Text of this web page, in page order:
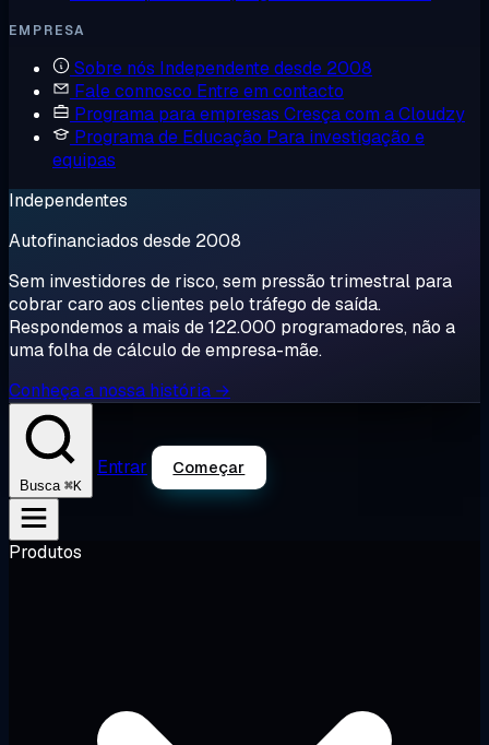
EMPRESA
Sobre nós Independente desde 2008
Fale connosco Entre em contacto
Programa para empresas Cresça com a Cloudzy
Programa de Educação Para investigação e
equipas
Independentes
Autofinanciados desde 2008
Sem investidores de risco, sem pressão trimestral para
cobrar caro aos clientes pelo tráfego de saída.
Respondemos a mais de 122.000 programadores, não a
uma folha de cálculo de empresa-mãe.
Conheça a nossa história →
Busca ⌘K
Entrar Começar
Produtos